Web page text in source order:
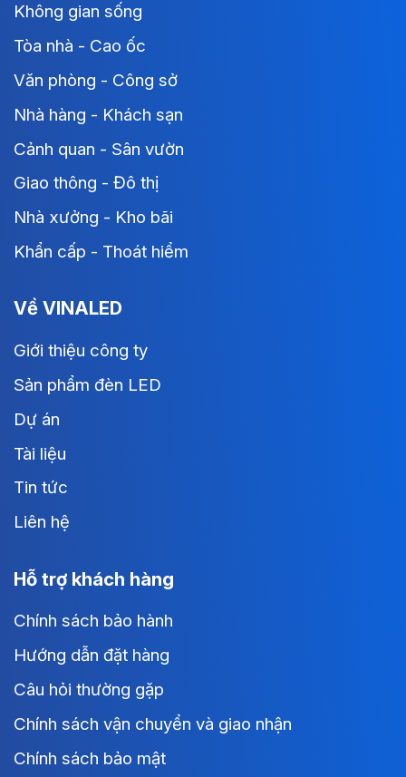
Không gian sống
Tòa nhà - Cao ốc
Văn phòng - Công sở
Nhà hàng - Khách sạn
Cảnh quan - Sân vườn
Giao thông - Đô thị
Nhà xưởng - Kho bãi
Khẩn cấp - Thoát hiểm
Về VINALED
Giới thiệu công ty
Sản phẩm đèn LED
Dự án
Tài liệu
Tin tức
Liên hệ
Hỗ trợ khách hàng
Chính sách bảo hành
Hướng dẫn đặt hàng
Câu hỏi thường gặp
Chính sách vận chuyển và giao nhận
Chính sách bảo mật